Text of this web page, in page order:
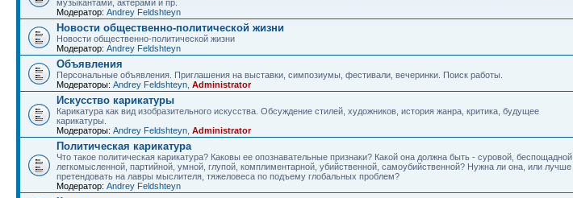
музыкантами, актерами и пр.
Модератор: Andrey Feldshteyn
Новости общественно-политической жизни
Новости общественно-политической жизни
Модератор: Andrey Feldshteyn
Объявления
Персональные объявления. Приглашения на выставки, симпозиумы, фестивали, вечеринки. Поиск работы.
Модераторы: Andrey Feldshteyn Administrator
Искусство карикатуры
Карикатура как вид изобразительного искусства. Обсуждение стилей, художников, история жанра, критика, будущее
карикатуры.
Модераторы: Andrey Feldshteyn Administrator
Политическая карикатура
Что такое политическая карикатура? Каковы ее опознавательные признаки? Какой она должна быть - суровой, беспощадной,
легкомысленной, партийной, умной, глупой, комплиментарной, убийственной, самоубийственной? Нужна ли она, или лучше
претендовать на лавры мыслителя, тяжеловеса по подъему глобальных проблем?
Модератор: Andrey Feldshteyn